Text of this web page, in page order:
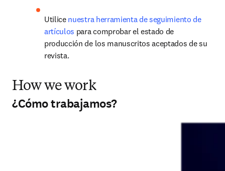
Utilice nuestra herramienta de seguimiento de
artículos para comprobar el estado de
producción de los manuscritos aceptados de su
revista.
How we work
¿Cómo trabajamos?